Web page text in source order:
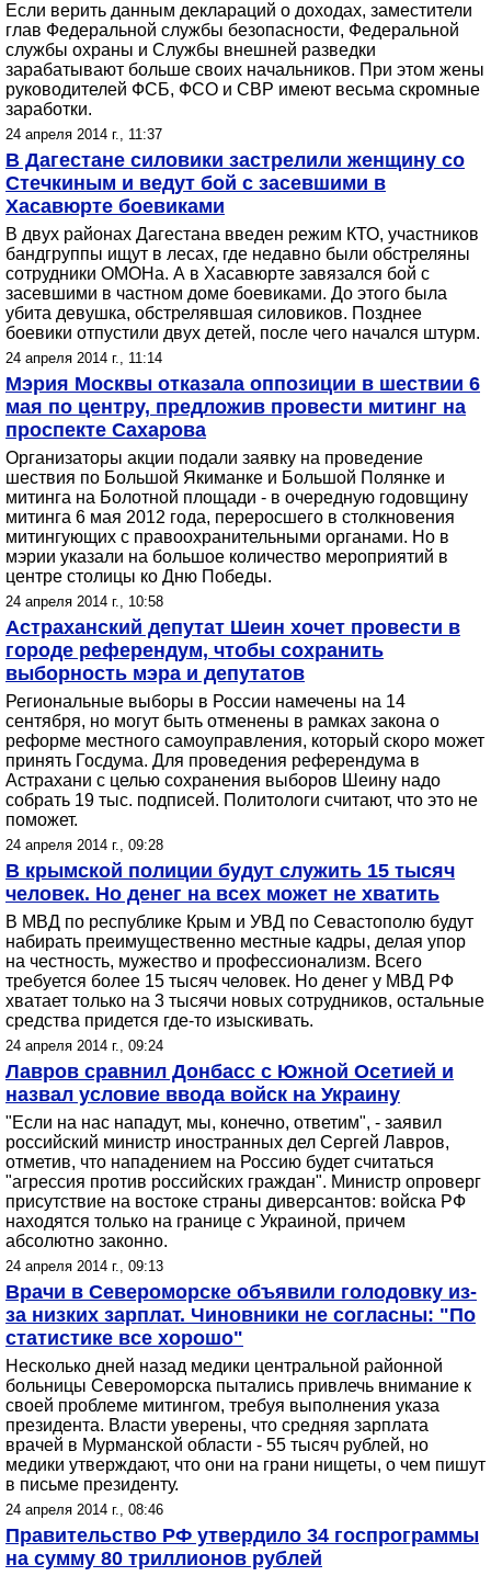
Если верить данным деклараций о доходах, заместители
глав Федеральной службы безопасности, Федеральной
службы охраны и Службы внешней разведки
зарабатывают больше своих начальников. При этом жены
руководителей ФСБ, ФСО и СВР имеют весьма скромные
заработки.
24 апреля 2014 г., 11:37
В Дагестане силовики застрелили женщину со
Стечкиным и ведут бой с засевшими в
Хасавюрте боевиками
В двух районах Дагестана введен режим КТО, участников
бандгруппы ищут в лесах, где недавно были обстреляны
сотрудники ОМОНа. А в Хасавюрте завязался бой с
засевшими в частном доме боевиками. До этого была
убита девушка, обстрелявшая силовиков. Позднее
боевики отпустили двух детей, после чего начался штурм.
24 апреля 2014 г., 11:14
Мэрия Москвы отказала оппозиции в шествии 6
мая по центру, предложив провести митинг на
проспекте Сахарова
Организаторы акции подали заявку на проведение
шествия по Большой Якиманке и Большой Полянке и
митинга на Болотной площади - в очередную годовщину
митинга 6 мая 2012 года, переросшего в столкновения
митингующих с правоохранительными органами. Но в
мэрии указали на большое количество мероприятий в
центре столицы ко Дню Победы.
24 апреля 2014 г., 10:58
Астраханский депутат Шеин хочет провести в
городе референдум, чтобы сохранить
выборность мэра и депутатов
Региональные выборы в России намечены на 14
сентября, но могут быть отменены в рамках закона о
реформе местного самоуправления, который скоро может
принять Госдума. Для проведения референдума в
Астрахани с целью сохранения выборов Шеину надо
собрать 19 тыс. подписей. Политологи считают, что это не
поможет.
24 апреля 2014 г., 09:28
В крымской полиции будут служить 15 тысяч
человек. Но денег на всех может не хватить
В МВД по республике Крым и УВД по Севастополю будут
набирать преимущественно местные кадры, делая упор
на честность, мужество и профессионализм. Всего
требуется более 15 тысяч человек. Но денег у МВД РФ
хватает только на 3 тысячи новых сотрудников, остальные
средства придется где-то изыскивать.
24 апреля 2014 г., 09:24
Лавров сравнил Донбасс с Южной Осетией и
назвал условие ввода войск на Украину
"Если на нас нападут, мы, конечно, ответим", - заявил
российский министр иностранных дел Сергей Лавров,
отметив, что нападением на Россию будет считаться
"агрессия против российских граждан". Министр опроверг
присутствие на востоке страны диверсантов: войска РФ
находятся только на границе с Украиной, причем
абсолютно законно.
24 апреля 2014 г., 09:13
Врачи в Североморске объявили голодовку из-
за низких зарплат. Чиновники не согласны: "По
статистике все хорошо"
Несколько дней назад медики центральной районной
больницы Североморска пытались привлечь внимание к
своей проблеме митингом, требуя выполнения указа
президента. Власти уверены, что средняя зарплата
врачей в Мурманской области - 55 тысяч рублей, но
медики утверждают, что они на грани нищеты, о чем пишут
в письме президенту.
24 апреля 2014 г., 08:46
Правительство РФ утвердило 34 госпрограммы
на сумму 80 триллионов рублей